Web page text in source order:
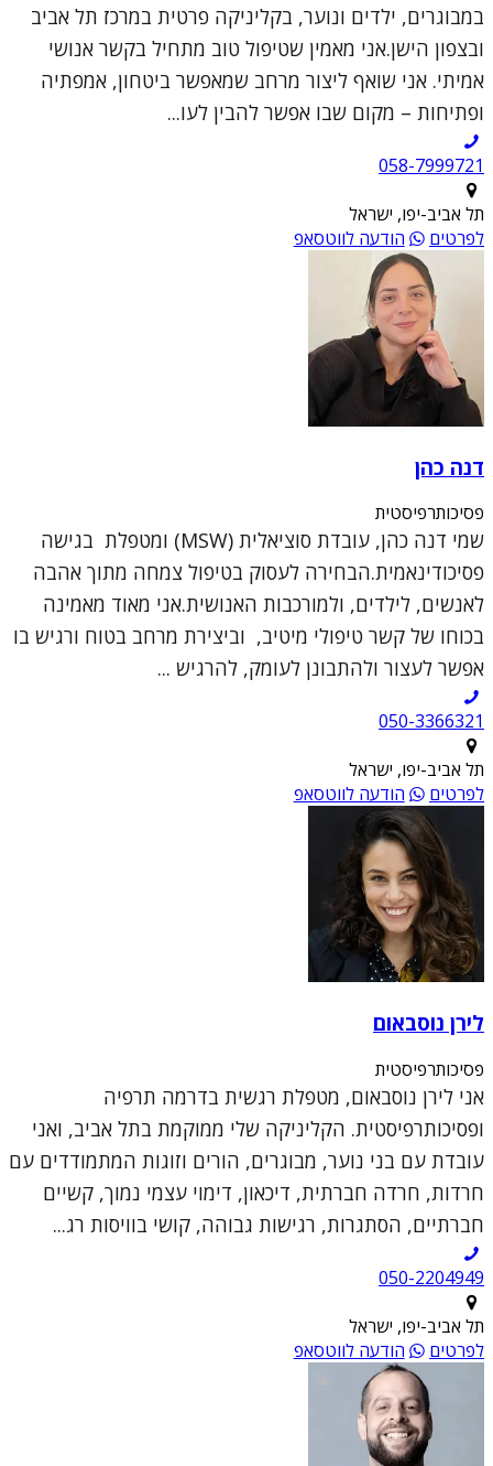
במבוגרים, ילדים ונוער, בקליניקה פרטית במרכז תל אביב
ובצפון הישן.אני מאמין שטיפול טוב מתחיל בקשר אנושי
אמיתי. אני שואף ליצור מרחב שמאפשר ביטחון, אמפתיה
ופתיחות – מקום שבו אפשר להבין לעו...
תל אביב-יפו, ישראל
לפרטים
הודעה לווטסאפ
דנה כהן
פסיכותרפיסטית
שמי דנה כהן, עובדת סוציאלית (MSW) ומטפלת בגישה
פסיכודינאמית.הבחירה לעסוק בטיפול צמחה מתוך אהבה
לאנשים, לילדים, ולמורכבות האנושית.אני מאוד מאמינה
בכוחו של קשר טיפולי מיטיב, וביצירת מרחב בטוח ורגיש בו
אפשר לעצור ולהתבונן לעומק, להרגיש ...
050-3366321
תל אביב-יפו, ישראל
לפרטים
הודעה לווטסאפ
לירן נוסבאום
פסיכותרפיסטית
אני לירן נוסבאום, מטפלת רגשית בדרמה תרפיה
ופסיכותרפיסטית. הקליניקה שלי ממוקמת בתל אביב, ואני
עובדת עם בני נוער, מבוגרים, הורים וזוגות המתמודדים עם
חרדות, חרדה חברתית, דיכאון, דימוי עצמי נמוך, קשיים
חברתיים, הסתגרות, רגישות גבוהה, קושי בוויסות רג...
050-2204949
תל אביב-יפו, ישראל
לפרטים
הודעה לווטסאפ